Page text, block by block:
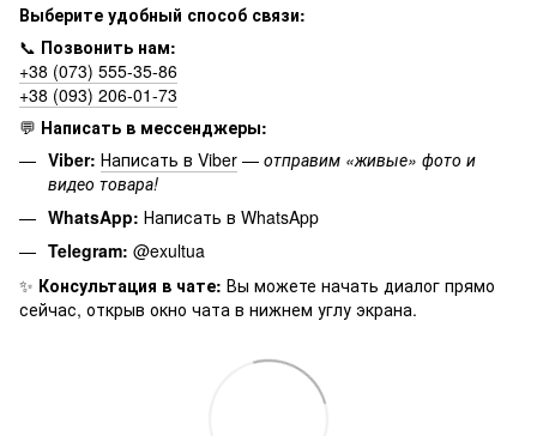
Выберите удобный способ связи:
📞 Позвонить нам:
+38 (073) 555-35-86
+38 (093) 206-01-73
💬 Написать в мессенджеры:
Viber: Написать в Viber — отправим «живые» фото и
видео товара!
WhatsApp: Написать в WhatsApp
Telegram: @exultua
✨ Консультация в чате: Вы можете начать диалог прямо
сейчас, открыв окно чата в нижнем углу экрана.